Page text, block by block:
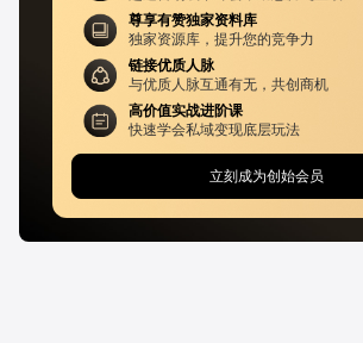
尊享有赞独家资料库
独家资源库，提升您的竞争力
链接优质人脉
与优质人脉互通有无，共创商机
高价值实战进阶课
快速学会私域变现底层玩法
立刻成为创始会员